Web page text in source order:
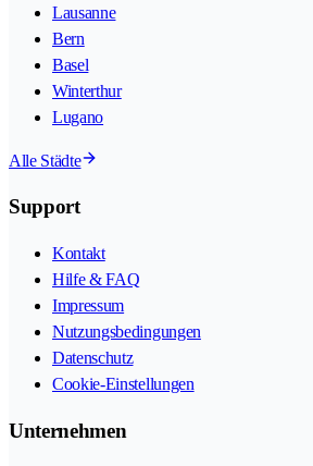
Lausanne
Bern
Basel
Winterthur
Lugano
Alle Städte
Support
Kontakt
Hilfe & FAQ
Impressum
Nutzungsbedingungen
Datenschutz
Cookie-Einstellungen
Unternehmen